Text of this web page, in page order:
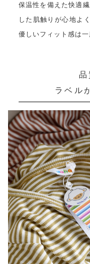
保温性を備えた快適
した肌触りが心地よ
優しいフィット感は
品
ラベル